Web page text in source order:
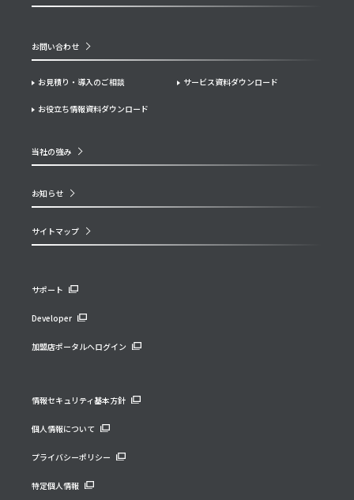
当社の強み
お知らせ
お問い合わせ
お見積り・導入のご相談 サービス資料ダウンロード
お役立ち情報資料ダウンロード
サイトマップ
サポート
Developer
加盟店ポータルへログイン
情報セキュリティ基本方針
個人情報について
プライバシーポリシー
特定個人情報